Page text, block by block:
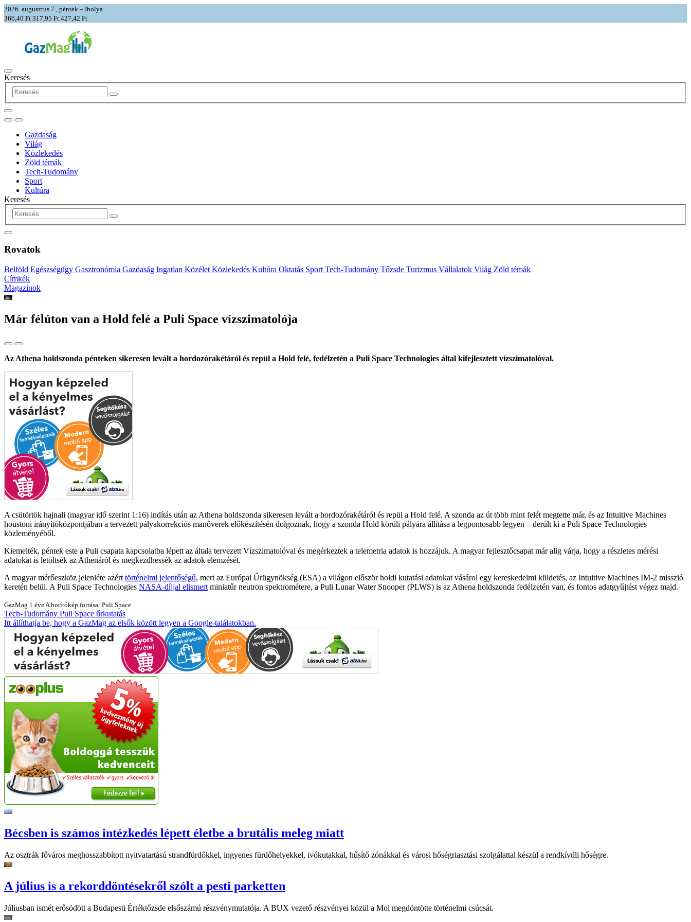
2026. augusztus 7., péntek – Ibolya
366,40 Ft 317,95 Ft 427,42 Ft
Keresés
Gazdaság
Világ
Közlekedés
Zöld témák
Tech-Tudomány
Sport
Kultúra
Keresés
Rovatok
Belföld Egészségügy Gasztronómia Gazdaság Ingatlan Közélet Közlekedés Kultúra Oktatás Sport Tech-Tudomány Tőzsde Turizmus Vállalatok Világ Zöld témák
Címkék
Magazinok
Már félúton van a Hold felé a Puli Space vízszimatolója
Az Athena holdszonda pénteken sikeresen levált a hordozórakétáról és repül a Hold felé, fedélzetén a Puli Space Technologies által kifejlesztett vízszimatolóval.
A csütörtök hajnali (magyar idő szerint 1:16) indítás után az Athena holdszonda sikeresen levált a hordozórakétáról és repül a Hold felé. A szonda az út több mint felét megtette már, és az Intuitive Machines
houstoni irányítóközpontjában a tervezett pályakorrekciós manőverek előkészítésén dolgoznak, hogy a szonda Hold körüli pályára állítása a legpontosabb legyen – derült ki a Puli Space Technologies
közleményéből.
Kiemelték, péntek este a Puli csapata kapcsolatba lépett az általa tervezett Vízszimatolóval és megérkeztek a telemetria adatok is hozzájuk. A magyar fejlesztőcsapat már alig várja, hogy a részletes mérési
adatokat is letöltsék az Athenáról és megkezdhessék az adatok elemzését.
A magyar mérőeszköz jelenléte azért történelmi jelentőségű, mert az Európai Űrügynökség (ESA) a világon először holdi kutatási adatokat vásárol egy kereskedelmi küldetés, az Intuitive Machines IM-2 misszió
keretén belül. A Puli Space Technologies NASA-díjjal elismert miniatűr neutron spektrométere, a Puli Lunar Water Snooper (PLWS) is az Athena holdszonda fedélzetén van, és fontos adatgyűjtést végez majd.
GazMag 1 éve A borítókép forrása: Puli Space
Tech-Tudomány Puli Space űrkutatás
Itt állíthatja be, hogy a GazMag az elsők között legyen a Google-találatokban.
Bécsben is számos intézkedés lépett életbe a brutális meleg miatt
Az osztrák főváros meghosszabbított nyitvatartású strandfürdőkkel, ingyenes fürdőhelyekkel, ivókutakkal, hűsítő zónákkal és városi hőségriasztási szolgálattal készül a rendkívüli hőségre.
A július is a rekorddöntésekről szólt a pesti parketten
Júliusban ismét erősödött a Budapesti Értéktőzsde elsőszámú részvénymutatója. A BUX vezető részvényei közül a Mol megdöntötte történelmi csúcsát.